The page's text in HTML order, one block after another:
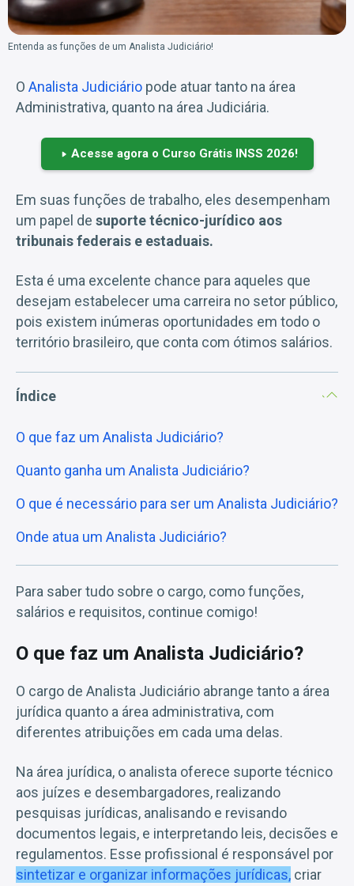
Entenda as funções de um Analista Judiciário!
O Analista Judiciário pode atuar tanto na área
Administrativa, quanto na área Judiciária.
Acesse agora o Curso Grátis INSS 2026!
Em suas funções de trabalho, eles desempenham
um papel de suporte técnico-jurídico aos
tribunais federais e estaduais.
Esta é uma excelente chance para aqueles que
desejam estabelecer uma carreira no setor público,
pois existem inúmeras oportunidades em todo o
território brasileiro, que conta com ótimos salários.
Índice
O que faz um Analista Judiciário?
Quanto ganha um Analista Judiciário?
O que é necessário para ser um Analista Judiciário?
Onde atua um Analista Judiciário?
Para saber tudo sobre o cargo, como funções,
salários e requisitos, continue comigo!
O que faz um Analista Judiciário?
O cargo de Analista Judiciário abrange tanto a área
jurídica quanto a área administrativa, com
diferentes atribuições em cada uma delas.
Na área jurídica, o analista oferece suporte técnico
aos juízes e desembargadores, realizando
pesquisas jurídicas, analisando e revisando
documentos legais, e interpretando leis, decisões e
regulamentos. Esse profissional é responsável por
sintetizar e organizar informações jurídicas, criar